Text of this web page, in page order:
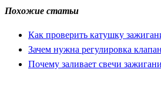
Похожие статьи
Как проверить катушку
Зачем нужна регулировка
Почему заливает свечи